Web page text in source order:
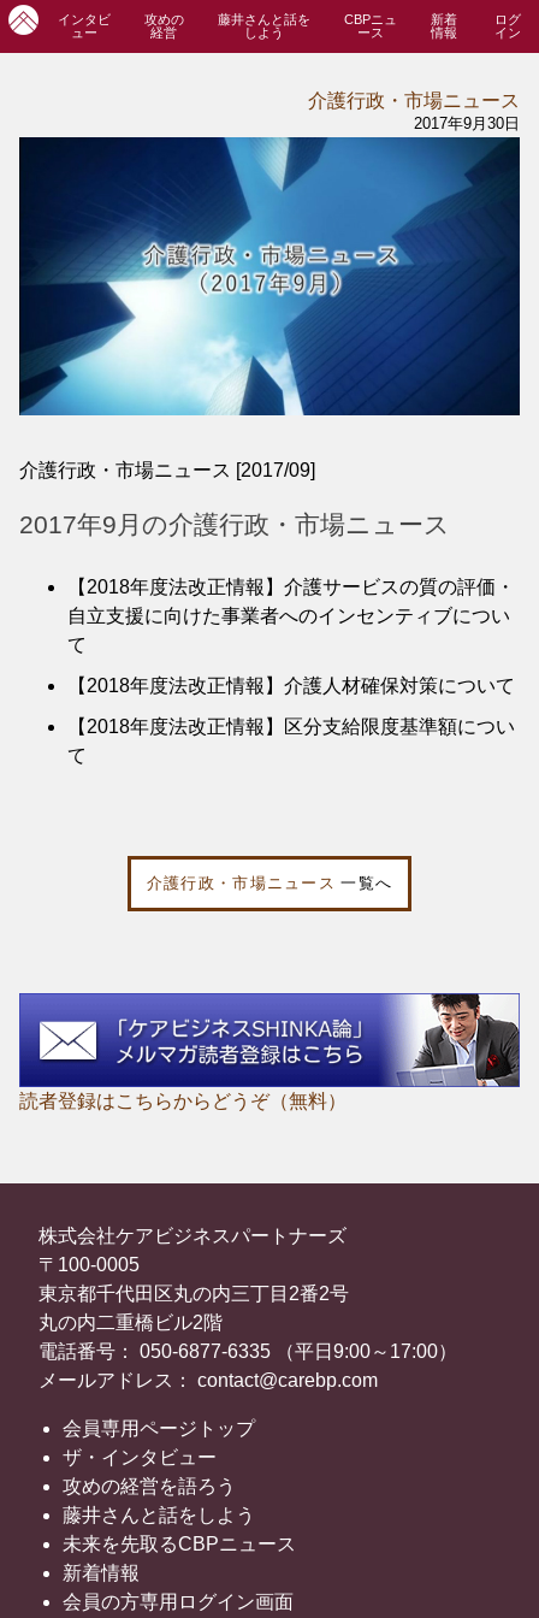
インタビ
ュー
攻めの
経営
藤井さんと話を
しよう
CBPニュ
ース
新着
情報
ログ
イン
介護行政・市場ニュース
2017年9月30日
介護行政・市場ニュース [2017/09]
2017年9月の介護行政・市場ニュース
【2018年度法改正情報】介護サービスの質の評価・
自立支援に向けた事業者へのインセンティブについ
て
【2018年度法改正情報】介護人材確保対策について
【2018年度法改正情報】区分支給限度基準額につい
て
介護行政・市場ニュース 一覧へ
読者登録はこちらからどうぞ（無料）
株式会社ケアビジネスパートナーズ
〒100-0005
東京都千代田区丸の内三丁目2番2号
丸の内二重橋ビル2階
電話番号： 050-6877-6335 （平日9:00～17:00）
メールアドレス： contact@carebp.com
会員専用ページトップ
ザ・インタビュー
攻めの経営を語ろう
藤井さんと話をしよう
未来を先取るCBPニュース
新着情報
会員の方専用ログイン画面